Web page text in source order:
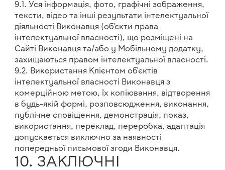
9.1. Уся інформація, фото, графічні зображення,
тексти, відео та інші результати інтелектуальної
діяльності Виконавця (об’єкти права
інтелектуальної власності), що розміщені на
Сайті Виконавця та/або у Мобільному додатку,
захищаються правом інтелектуальної власності.
9.2. Використання Клієнтом об’єктів
інтелектуальної власності Виконавця з
комерційною метою, їх копіювання, відтворення
в будь-якій формі, розповсюдження, виконання,
публічне сповіщення, демонстрація, показ,
використання, переклад, переробка, адаптація
допускається виключно за наявності
попередньої письмової згоди Виконавця.
10. ЗАКЛЮЧНІ